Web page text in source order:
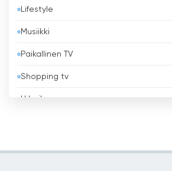
Belize
Benin
Bhutan
Bolivia
Lifestyle
Musiikki
Paikallinen TV
Shopping tv
Urheilu